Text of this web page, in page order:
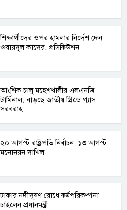
শিক্ষার্থীদের ওপর হামলার নির্দেশ দেন
ওবায়দুল কাদের: প্রসিকিউশন
আংশিক চালু মহেশখালীর এলএনজি
টার্মিনাল, বাড়ছে জাতীয় গ্রিডে গ্যাস
সরবরাহ
২০ আগস্ট রাষ্ট্রপতি নির্বাচন, ১৩ আগস্ট
মনোনয়ন দাখিল
ঢাকার নদীদূষণ রোধে কর্মপরিকল্পনা
চাইলেন প্রধানমন্ত্রী